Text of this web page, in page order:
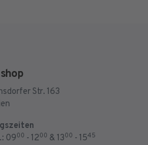
Str. 163
0900 - 1200 & 1300 - 1545